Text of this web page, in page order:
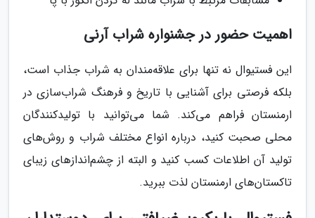
اهمیت حضور در جشنواره شراب آرنی
این فستیوال نه تنها برای علاقه‌مندان به شراب جذاب است،
بلکه فرصتی برای آشنایی با تاریخ و فرهنگ شراب‌سازی در
ارمنستان فراهم می‌کند. شما می‌توانید با تولیدکنندگان
محلی صحبت کنید، درباره انواع مختلف شراب و روش‌های
تولید آن اطلاعات کسب کنید و البته از چشم‌اندازهای زیبای
تاکستان‌های ارمنستان لذت ببرید.